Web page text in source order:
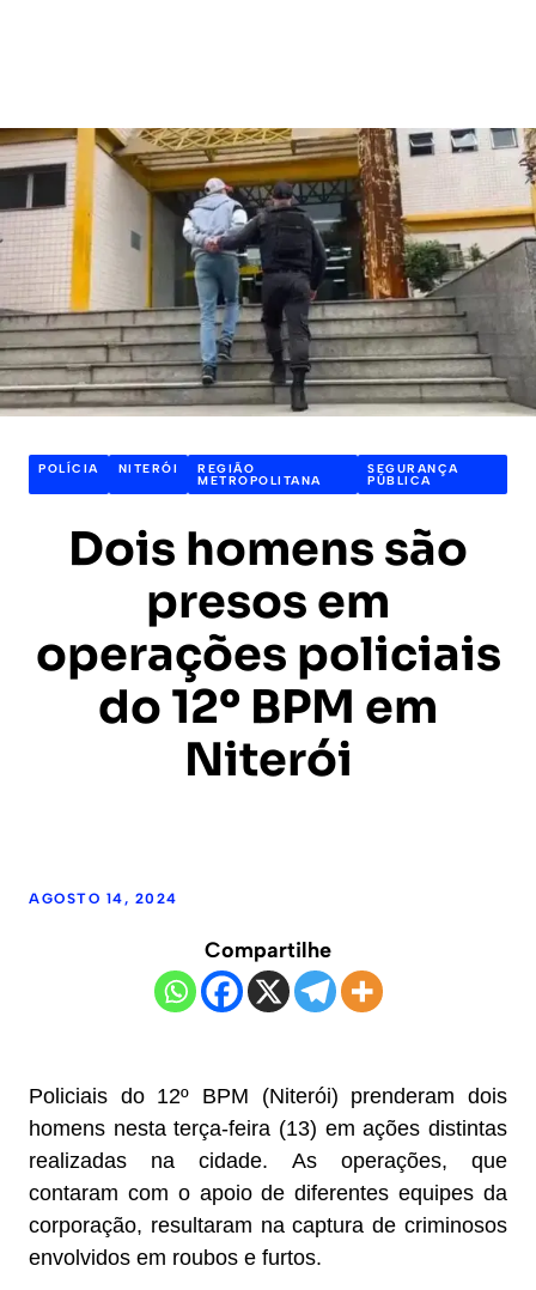
POLÍCIA NITERÓI REGIÃO
METROPOLITANA
SEGURANÇA
PÚBLICA
Dois homens são
presos em
operações policiais
do 12º BPM em
Niterói
AGOSTO 14, 2024
Compartilhe
Policiais do 12º BPM (Niterói) prenderam dois
homens nesta terça-feira (13) em ações distintas
realizadas na cidade. As operações, que
contaram com o apoio de diferentes equipes da
corporação, resultaram na captura de criminosos
envolvidos em roubos e furtos.